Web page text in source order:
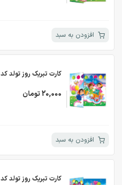
افزودن به سبد
کارت تبریک روز تولد کد 377
20,000 تومان
افزودن به سبد
کارت تبریک روز تولد کد 375